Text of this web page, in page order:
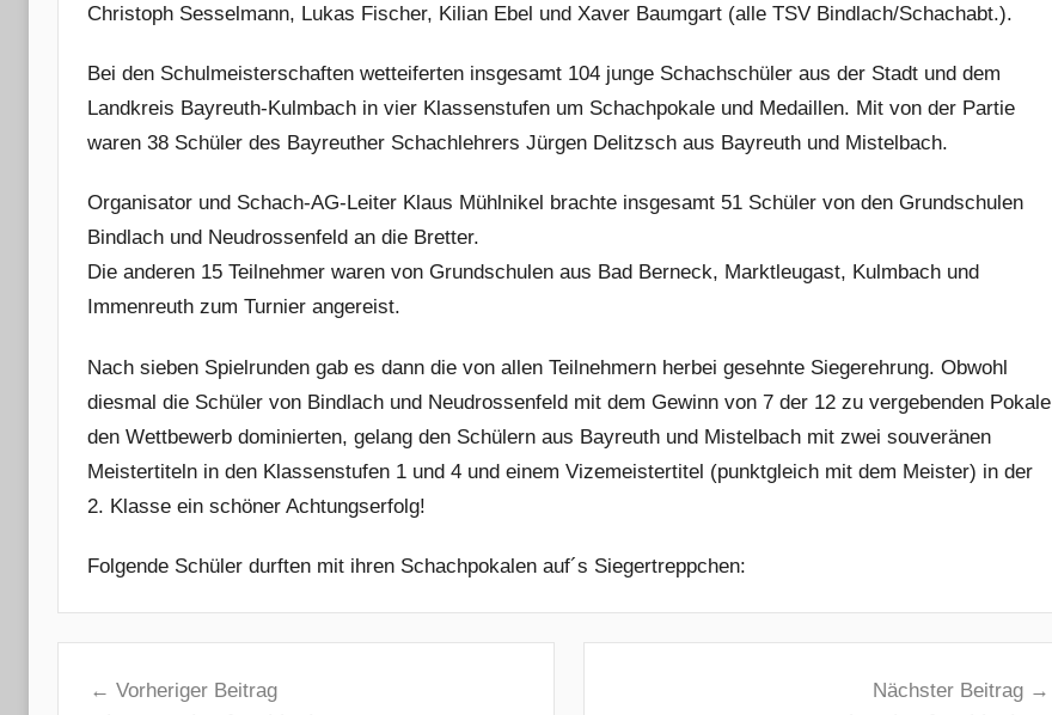
Christoph Sesselmann, Lukas Fischer, Kilian Ebel und Xaver Baumgart (alle TSV Bindlach/Schachabt.).
Bei den Schulmeisterschaften wetteiferten insgesamt 104 junge Schachschüler aus der Stadt und dem
Landkreis Bayreuth-Kulmbach in vier Klassenstufen um Schachpokale und Medaillen. Mit von der Partie
waren 38 Schüler des Bayreuther Schachlehrers Jürgen Delitzsch aus Bayreuth und Mistelbach.
Organisator und Schach-AG-Leiter Klaus Mühlnikel brachte insgesamt 51 Schüler von den Grundschulen
Bindlach und Neudrossenfeld an die Bretter.
Die anderen 15 Teilnehmer waren von Grundschulen aus Bad Berneck, Marktleugast, Kulmbach und
Immenreuth zum Turnier angereist.
Nach sieben Spielrunden gab es dann die von allen Teilnehmern herbei gesehnte Siegerehrung. Obwohl
diesmal die Schüler von Bindlach und Neudrossenfeld mit dem Gewinn von 7 der 12 zu vergebenden Pokale
den Wettbewerb dominierten, gelang den Schülern aus Bayreuth und Mistelbach mit zwei souveränen
Meistertiteln in den Klassenstufen 1 und 4 und einem Vizemeistertitel (punktgleich mit dem Meister) in der
2. Klasse ein schöner Achtungserfolg!
Folgende Schüler durften mit ihren Schachpokalen auf´s Siegertreppchen:
Vorheriger Beitrag Nächster Beitrag